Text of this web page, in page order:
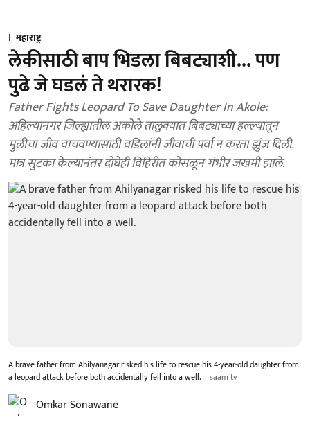
महाराष्ट्र
लेकीसाठी बाप भिडला बिबट्याशी... पण
पुढे जे घडलं ते थरारक!
Father Fights Leopard To Save Daughter In Akole:
अहिल्यानगर जिल्ह्यातील अकोले तालुक्यात बिबट्याच्या हल्ल्यातून
मुलीचा जीव वाचवण्यासाठी वडिलांनी जीवाची पर्वा न करता झुंज दिली.
मात्र सुटका केल्यानंतर दोघेही विहिरीत कोसळून गंभीर जखमी झाले.
A brave father from Ahilyanagar risked his life to rescue his 4-year-old daughter from
a leopard attack before both accidentally fell into a well.
saam tv
Omkar Sonawane